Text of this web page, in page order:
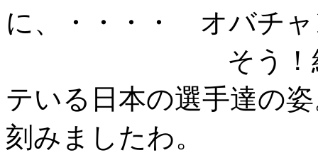
に、・・・・ オバチ
そう！結果じ
テいる日本の選手達の
刻みましたわ。